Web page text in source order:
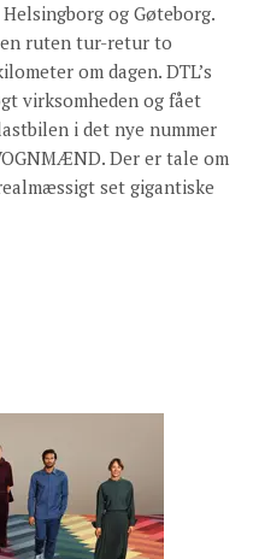
og Gøteborg.
ruten tur-retur to
om dagen. DTL’s
virksomheden og fået
i det nye nummer
Der er tale om
set gigantiske